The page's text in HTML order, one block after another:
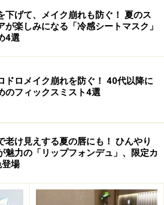
てくすんできた肌にハイライト
まずにそこだけ白浮きして不自
。
下げて、メイク崩れも防ぐ！ 夏のス
が楽しみになる「冷感シートマスク」
4選
ドロメイク崩れを防ぐ！ 40代以降に
のフィックスミスト4選
老け見えする夏の唇にも！ ひんやり
魅力の「リップフォンデュ」、限定カ
場